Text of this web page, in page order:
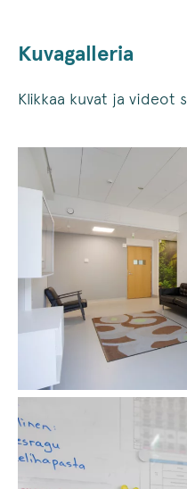
Kuvagalleria
Klikkaa kuvat ja videot